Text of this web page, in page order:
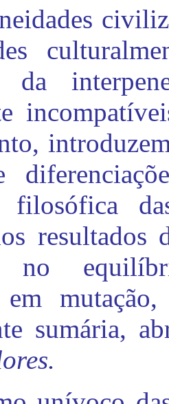
da
filosófica
resultados
no
sumária,